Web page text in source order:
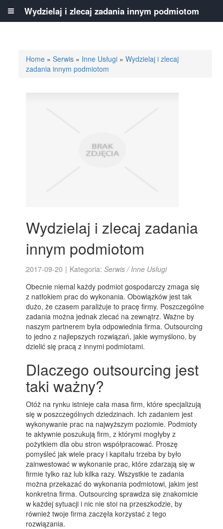
Home »Serwis » Inne Usługi »Wydzielaj i zlecaj
zadania innym podmiotom
Wydzielaj i zlecaj zadania
innym podmiotom
2017-09-20 | Kategoria:Serwis / Inne Usługi
Obecnie niemal każdy podmiot gospodarczy zmaga się
z natłokiem prac do wykonania. Obowiązków jest tak
dużo, że czasem paraliżuje to pracę firmy. Poszczególne
zadania można jednak zlecać na zewnątrz. Ważne by
naszym partnerem była odpowiednia firma. Outsourcing
to jedno z najlepszych rozwiązań, jakie wymyślono, by
dzielić się pracą z innymi podmiotami.
Dlaczego outsourcing jest
taki ważny?
Otóż na rynku istnieje cała masa firm, które specjalizują
się w poszczególnych dziedzinach. Ich zadaniem jest
wykonywanie prac na najwyższym poziomie. Podmioty
te aktywnie poszukują firm, z którymi mogłyby z
pożytkiem dla obu stron współpracować. Proszę
pomyśleć jak wiele pracy i kapitału trzeba by było
zainwestować w wykonanie prac, które zdarzają się w
firmie tylko raz lub kilka razy. Wszystkie te zadania
można przekazać do wykonania podmiotowi, jakim jest
konkretna firma. Outsourcing sprawdza się znakomicie
w każdej sytuacji i nic nie stoi na przeszkodzie, by
również twoje firma zaczęła korzystać z tego
rozwiązania.
Wydzielaj i zlecaj zadania innym podmiotom